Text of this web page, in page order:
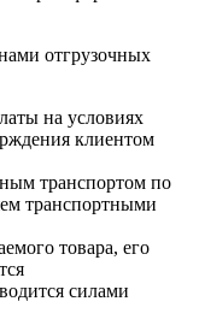
отгрузочных
на условиях
клиентом
транспортом по
транспортными
товара, его
силами